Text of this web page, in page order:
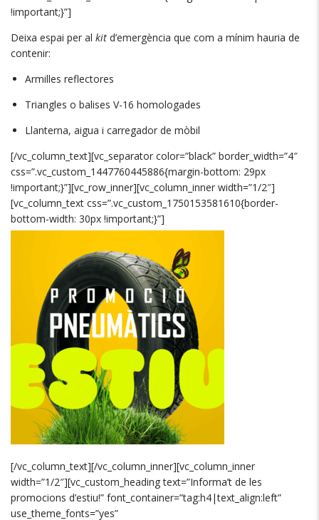
!important;}”]
Deixa espai per al kit d’emergència que com a mínim hauria de
contenir:
Armilles reflectores
Triangles o balises V-16 homologades
Llanterna, aigua i carregador de mòbil
[/vc_column_text][vc_separator color=”black” border_width=”4″
css=”.vc_custom_1447760445886{margin-bottom: 29px
!important;}”][vc_row_inner][vc_column_inner width=”1/2″]
[vc_column_text css=”.vc_custom_1750153581610{border-
bottom-width: 30px !important;}”]
[/vc_column_text][/vc_column_inner][vc_column_inner
width=”1/2″][vc_custom_heading text=”Informa’t de les
promocions d’estiu!” font_container=”tag:h4|text_align:left”
use_theme_fonts=”yes”